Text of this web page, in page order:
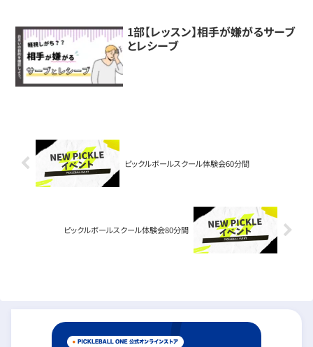
1部【レッスン】相手が嫌がるサーブ
とレシーブ
ピックルボールスクール体験会60分間
ピックルボールスクール体験会80分間